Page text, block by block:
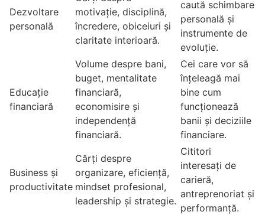
Dezvoltare
personală
motivație, disciplină,
încredere, obiceiuri și
claritate interioară.
caută schimbare
personală și
instrumente de
evoluție.
Educație
financiară
Volume despre bani,
buget, mentalitate
financiară,
economisire și
independență
financiară.
Cei care vor să
înțeleagă mai
bine cum
funcționează
banii și deciziile
financiare.
Business și
productivitate
Cărți despre
organizare, eficiență,
mindset profesional,
leadership și strategie.
Cititori
interesați de
carieră,
antreprenoriat și
performanță.